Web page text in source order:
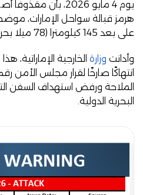
يوم 4 مايو 2026،
هرمز قبالة سواحل الإمارات،
على بعد 145 كيلومترا (78 ميلا بحريا) شمال مدينة الفجيرة.
وأدانت وزارة الخارجية الإماراتية،
الملاحة ورفض استهداف السفن
البحرية الدولية.